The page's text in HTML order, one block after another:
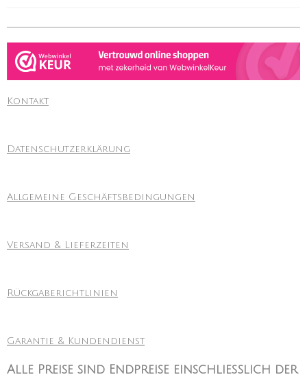
Kontakt
Datenschutzerklärung
Allgemeine Geschäftsbedingungen
Versand & Lieferzeiten
Rückgaberichtlinien
Garantie & Kundendienst
Alle Preise sind Endpreise einschließlich der